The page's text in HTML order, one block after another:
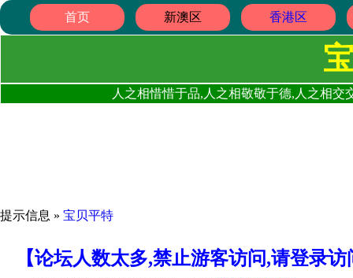
首页 新澳区 香港区
人之相惜惜于品,人之相敬敬于德,人之相
提示信息 » 宝贝平特
【论坛人数太多,禁止游客访问,请登录